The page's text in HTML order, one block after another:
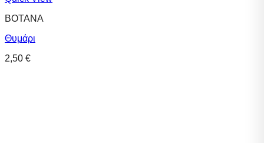
ΒΟΤΑΝΑ
Θυμάρι
2,50 €